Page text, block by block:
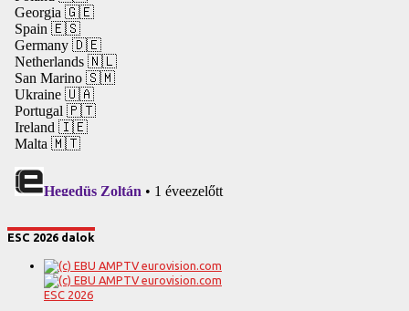
ESC 2026 dalok
ESC 2026